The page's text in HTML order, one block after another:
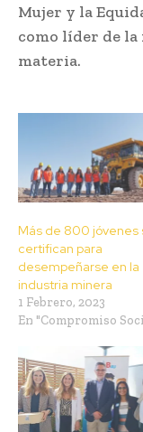
Mujer y la
como líder de
materia.
Más de 800 jóvenes
certifican para
desempeñarse en la
industria minera
1 Febrero, 2023
En "Compromiso